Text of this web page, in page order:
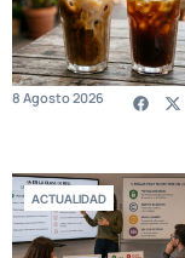
8 Agosto 2026
ACTUALIDAD